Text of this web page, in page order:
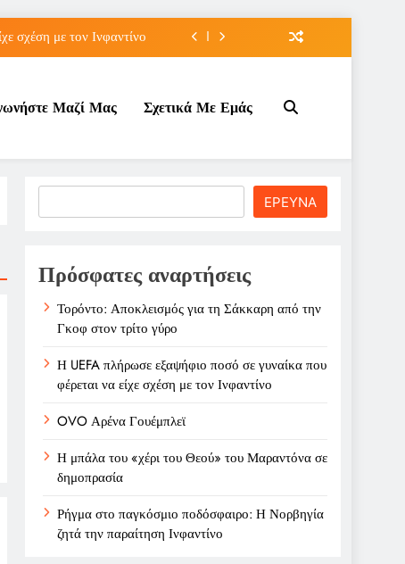
σχέση με τον Ινφαντίνο
σε δημοπρασία
σχέση με τον Ινφαντίνο
OVO Αρένα Γουέμπλεϊ
Μαζί Μας Σχετικά Με Εμάς
ΕΡΕΥΝΑ
Πρόσφατες αναρτήσεις
Τορόντο: Αποκλεισμός για τη Σάκκαρη από την
Γκοφ στον τρίτο γύρο
Η UEFA πλήρωσε εξαψήφιο ποσό σε γυναίκα που
φέρεται να είχε σχέση με τον Ινφαντίνο
OVO Αρένα Γουέμπλεϊ
Η μπάλα του «χέρι του Θεού» του Μαραντόνα σε
δημοπρασία
Ρήγμα στο παγκόσμιο ποδόσφαιρο: Η Νορβηγία
ζητά την παραίτηση Ινφαντίνο